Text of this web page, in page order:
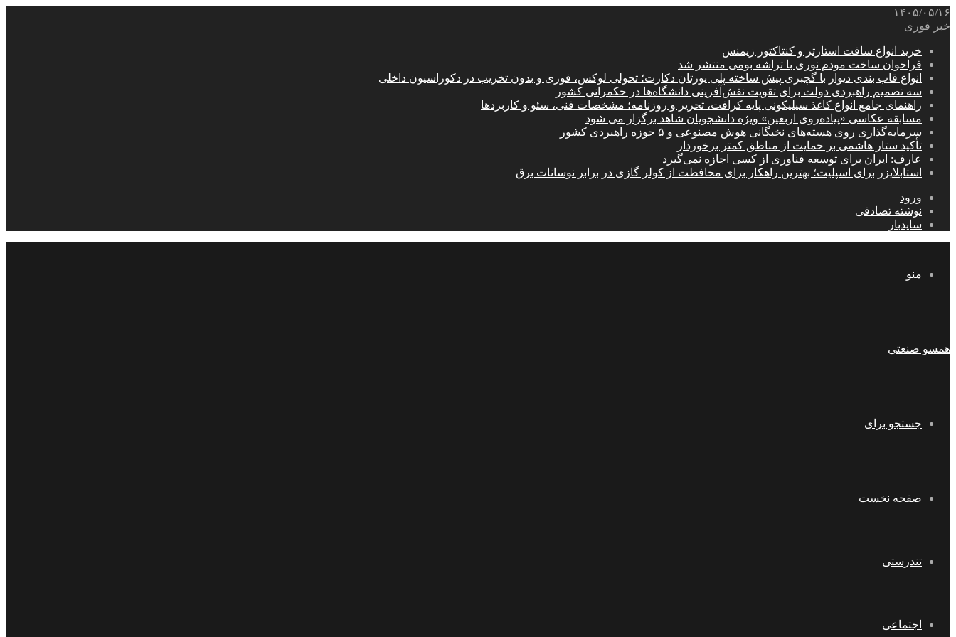
۱۴۰۵/۰۵/۱۶
خبر فوری
خرید انواع سافت استارتر و کنتاکتور زیمنس
فراخوان ساخت مودم نوری با تراشه بومی منتشر شد
انواع قاب بندی دیوار با گچبری پیش ساخته پلی یورتان دکارت؛ تحولی لوکس، فوری و بدون تخریب در دکوراسیون داخلی
سه تصمیم راهبردی دولت برای تقویت نقش‌آفرینی دانشگاه‌ها در حکمرانی کشور
راهنمای جامع انواع کاغذ سیلیکونی پایه کرافت، تحریر و روزنامه؛ مشخصات فنی، سئو و کاربردها
مسابقه عکاسی «پیاده‌روی اربعین» ویژه دانشجویان شاهد برگزار می شود
سرمایه‌گذاری روی هسته‌های نخبگانی هوش مصنوعی و ۵ حوزه راهبردی کشور
تأکید ستار هاشمی بر حمایت از مناطق کمتر برخوردار
عارف: ایران برای توسعه فناوری از کسی اجازه نمی‌گیرد
استابلایزر برای اسپلیت؛ بهترین راهکار برای محافظت از کولر گازی در برابر نوسانات برق
ورود
نوشته تصادفی
سایدبار
منو
همسو صنعتی
جستجو برای
صفحه نخست
تندرستی
اجتماعی